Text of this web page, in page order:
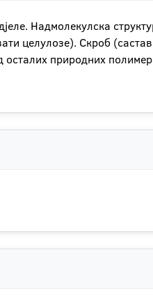
Надмолекулска
целулозе). Скроб
природних